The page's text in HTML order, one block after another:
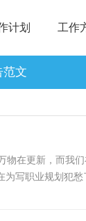
计划 工作
范文
在更新，而我
为写职业规划犯愁